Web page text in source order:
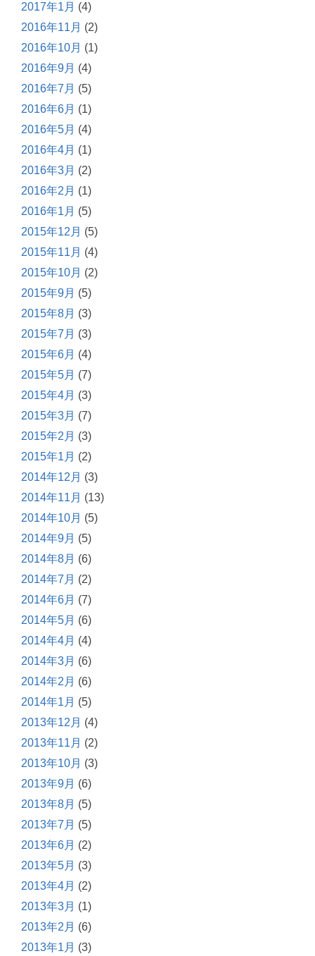
2017年1月 (4)
2016年11月 (2)
2016年10月 (1)
2016年9月 (4)
2016年7月 (5)
2016年6月 (1)
2016年5月 (4)
2016年4月 (1)
2016年3月 (2)
2016年2月 (1)
2016年1月 (5)
2015年12月 (5)
2015年11月 (4)
2015年10月 (2)
2015年9月 (5)
2015年8月 (3)
2015年7月 (3)
2015年6月 (4)
2015年5月 (7)
2015年4月 (3)
2015年3月 (7)
2015年2月 (3)
2015年1月 (2)
2014年12月 (3)
2014年11月 (13)
2014年10月 (5)
2014年9月 (5)
2014年8月 (6)
2014年7月 (2)
2014年6月 (7)
2014年5月 (6)
2014年4月 (4)
2014年3月 (6)
2014年2月 (6)
2014年1月 (5)
2013年12月 (4)
2013年11月 (2)
2013年10月 (3)
2013年9月 (6)
2013年8月 (5)
2013年7月 (5)
2013年6月 (2)
2013年5月 (3)
2013年4月 (2)
2013年3月 (1)
2013年2月 (6)
2013年1月 (3)